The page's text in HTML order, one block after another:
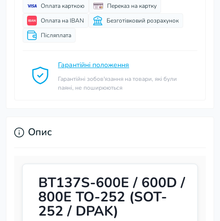
Оплата карткою
Переказ на картку
Оплата на IBAN
Безготівковий розрахунок
Післяплата
Гарантійні положення
Гарантійні зобов'язання на товари, які були
паяні, не поширюються
Опис
BT137S-600E / 600D /
800E TO-252 (SOT-
252 / DPAK)